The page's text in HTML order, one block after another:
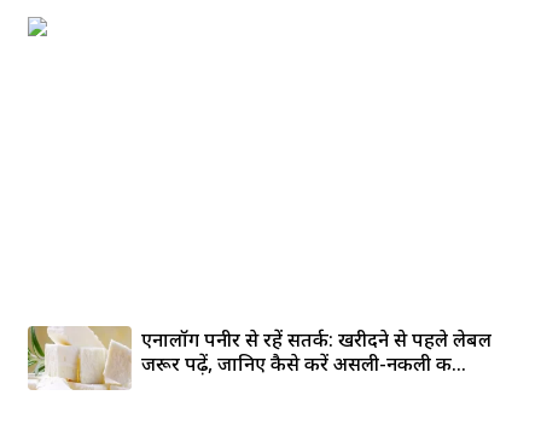
एनालॉग पनीर से रहें सतर्क: खरीदने से पहले लेबल
जरूर पढ़ें, जानिए कैसे करें असली-नकली की...